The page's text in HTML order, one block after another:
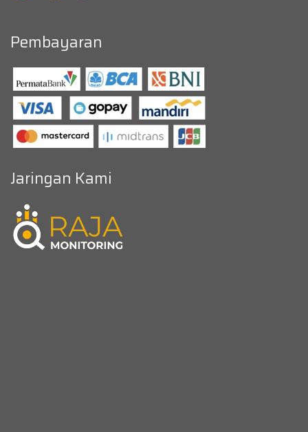
Pembayaran
Jaringan Kami